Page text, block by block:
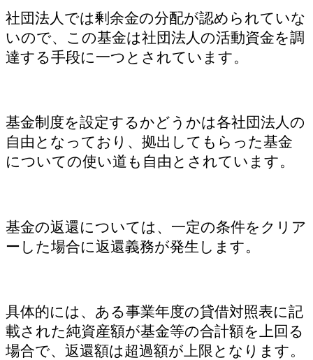
社団法人では剰余金の分配が認められていな
いので、この基金は社団法人の活動資金を調
達する手段に一つとされています。
基金制度を設定するかどうかは各社団法人の
自由となっており、拠出してもらった基金
についての使い道も自由とされています。
基金の返還については、一定の条件をクリア
ーした場合に返還義務が発生します。
具体的には、ある事業年度の貸借対照表に記
載された純資産額が基金等の合計額を上回る
場合で、返還額は超過額が上限となります。